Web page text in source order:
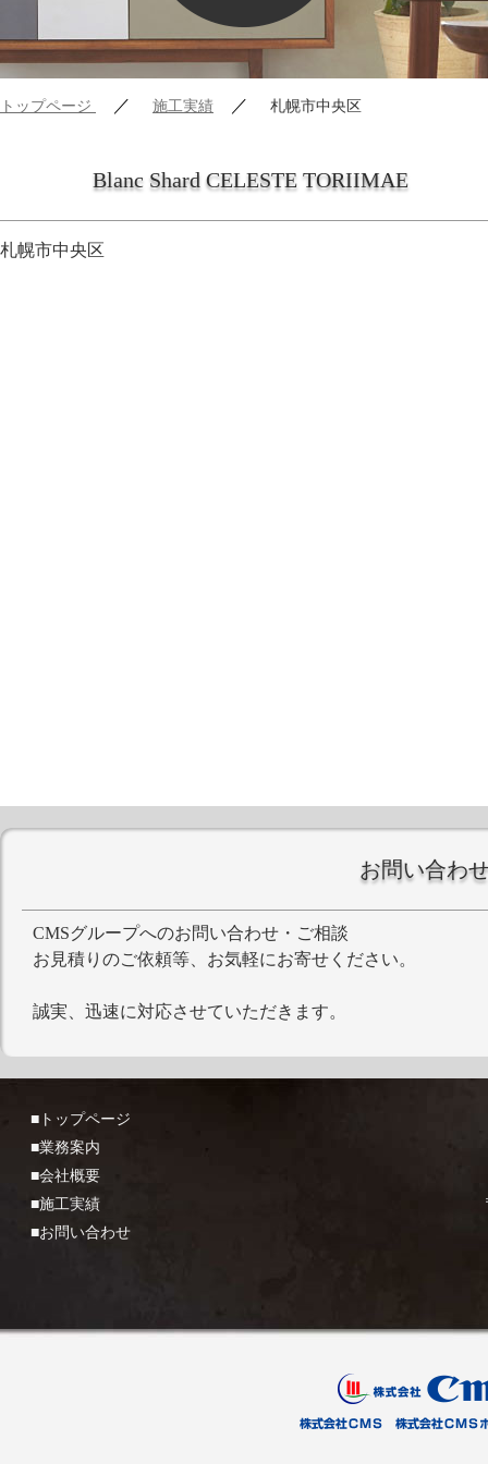
トップページ ／ 施工実績 ／ 札幌市中央区
Blanc Shard CELESTE TORIIMAE
札幌市中央区
お問い合わ
CMSグループへのお問い合わせ・ご相談
お見積りのご依頼等、お気軽にお寄せください。
誠実、迅速に対応させていただきます。
■トップページ
■業務案内
■会社概要
■施工実績
■お問い合わせ